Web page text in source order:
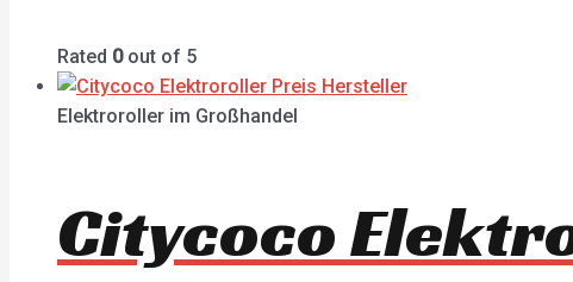
Rated 0out of 5
Elektroroller im Großhandel
Citycoco